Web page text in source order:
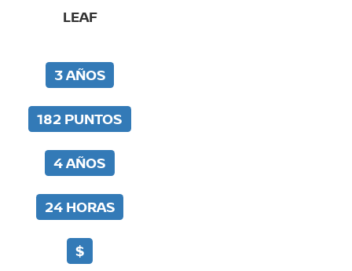
LEAF
3 AÑOS
182 PUNTOS
4 AÑOS
24 HORAS
$